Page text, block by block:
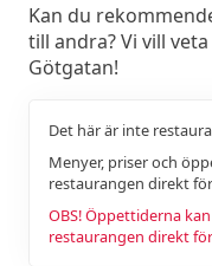
Kan du
till andra? Vi vill
Götgatan!
Det här är inte
Menyer, priser och
restaurangen direkt
OBS! Öppettiderna
restaurangen direkt